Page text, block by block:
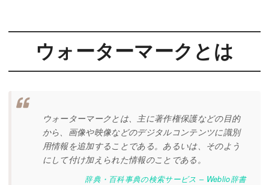
ウォーターマークとは
ウォーターマークとは、主に著作権保護などの目的
から、画像や映像などのデジタルコンテンツに識別
用情報を追加することである。あるいは、そのよう
にして付け加えられた情報のことである。
辞典・百科事典の検索サービス – Weblio辞書